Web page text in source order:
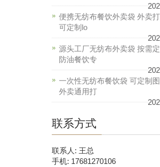
便携无纺布餐饮外卖袋 外卖
可定制lo
源头工厂无纺布外卖袋 按需
防油餐饮专
一次性无纺布餐饮袋 可定制
外卖通用打
联系方式
联系人: 王总
手机: 17681270106